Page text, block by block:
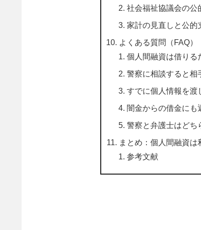
社会福祉協議会の公
家計の見直しと公的
よくある質問（FAQ）
個人間融資は借りる
警察に相談すると相
すでに個人情報を渡
闇金からの借金にも
警察と弁護士はどち
まとめ：個人間融資
参考文献